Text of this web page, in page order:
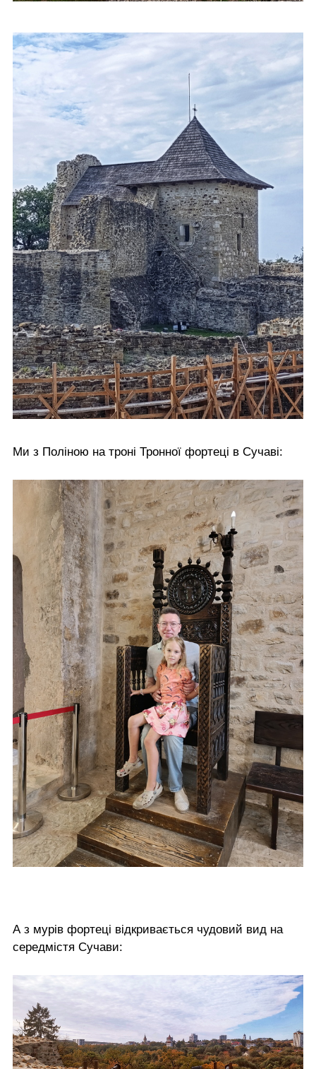
Ми з Поліною на троні Тронної фортеці в Сучаві:
А з мурів фортеці відкривається чудовий вид на
середмістя Сучави: